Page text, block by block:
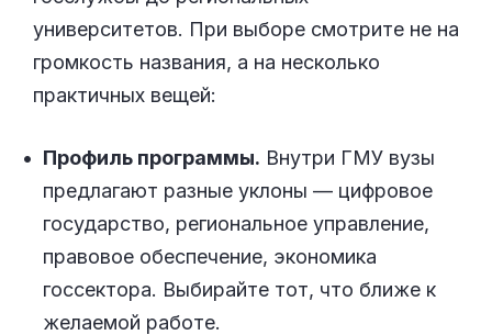
университетов. При выборе смотрите не на
громкость названия, а на несколько
практичных вещей:
Профиль программы. Внутри ГМУ вузы
предлагают разные уклоны — цифровое
государство, региональное управление,
правовое обеспечение, экономика
госсектора. Выбирайте тот, что ближе к
желаемой работе.